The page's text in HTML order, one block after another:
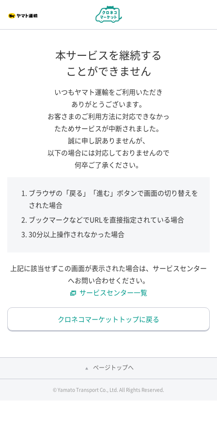
本サービスを継続する
ことができません
いつもヤマト運輸をご利用いただき
ありがとうございます。
お客さまのご利用方法に対応できなかっ
たためサービスが中断されました。
誠に申し訳ありませんが、
以下の場合には対応しておりませんので
何卒ご了承ください。
ブラウザの「戻る」「進む」ボタンで画面の切り替えを
された場合
ブックマークなどでURLを直接指定されている場合
30分以上操作されなかった場合
上記に該当せずこの画面が表示された場合は、サービスセンター
へお問い合わせください。
サービスセンター一覧
クロネコマーケットトップに戻る
ページトップへ
© Yamato Transport Co., Ltd. All Rights Reserved.